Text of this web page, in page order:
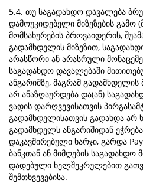
5.4. თუ საგადახდო დავალება
დამოუკიდებელი მიზეზების გამო
მომსახურების პროვაიდერის,
გადამხდელის მიზეზით,
არასწორი ან არასრული
საგადახდო დავალებაში
ანგარიშზე, მაგრამ
არ ანაზღაურდება და(ან)
ვადის დარღვევისათვის
გადამხდელისათვის გადახდა
გადამხდელს ანგარიშიდან
დაკავშირებული ხარჯი, გარდა
ბანკთან ან მიმღების
დადებული ხელშეკრულებით
შემთხვევებისა.